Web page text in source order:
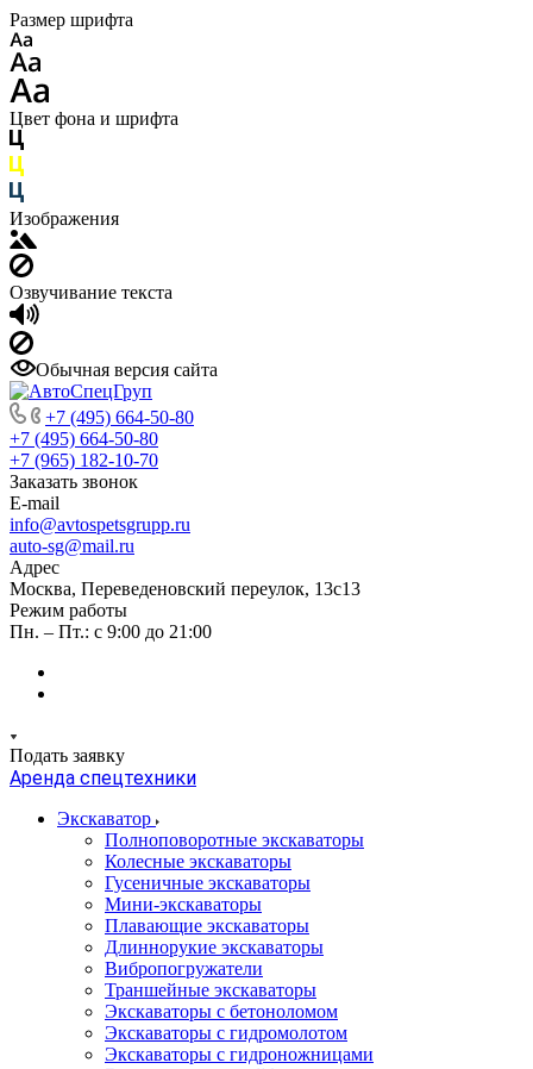
Размер шрифта
Цвет фона и шрифта
Изображения
Озвучивание текста
Обычная версия сайта
+7 (495) 664-50-80
+7 (495) 664-50-80
+7 (965) 182-10-70
Заказать звонок
E-mail
info@avtospetsgrupp.ru
auto-sg@mail.ru
Адрес
Москва, Переведеновский переулок, 13с13
Режим работы
Пн. – Пт.: с 9:00 до 21:00
Подать заявку
Аренда спецтехники
Экскаватор
Полноповоротные экскаваторы
Колесные экскаваторы
Гусеничные экскаваторы
Мини-экскаваторы
Плавающие экскаваторы
Длиннорукие экскаваторы
Вибропогружатели
Траншейные экскаваторы
Экскаваторы с бетоноломом
Экскаваторы с гидромолотом
Экскаваторы с гидроножницами